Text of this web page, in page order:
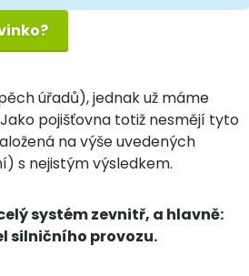
úřadů), jednak už máme
pojišťovna totiž nesmějí tyto
na výše uvedených
s nejistým výsledkem.
systém zevnitř, a hlavně:
silničního provozu.